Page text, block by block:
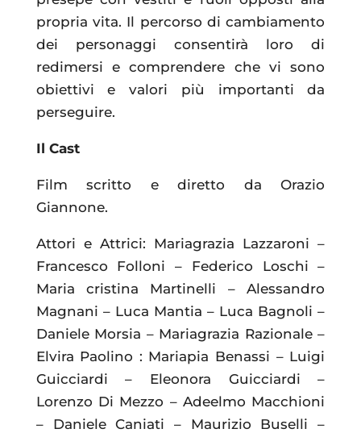
propria vita. Il percorso di cambiamento
dei personaggi consentirà loro di
redimersi e comprendere che vi sono
obiettivi e valori più importanti da
perseguire.
Il Cast
Film scritto e diretto da Orazio
Giannone.
Attori e Attrici: Mariagrazia Lazzaroni –
Francesco Folloni – Federico Loschi –
Maria cristina Martinelli – Alessandro
Magnani – Luca Mantia – Luca Bagnoli –
Daniele Morsia – Mariagrazia Razionale –
Elvira Paolino : Mariapia Benassi – Luigi
Guicciardi – Eleonora Guicciardi –
Lorenzo Di Mezzo – Adeelmo Macchioni
– Daniele Caniati – Maurizio Buselli –